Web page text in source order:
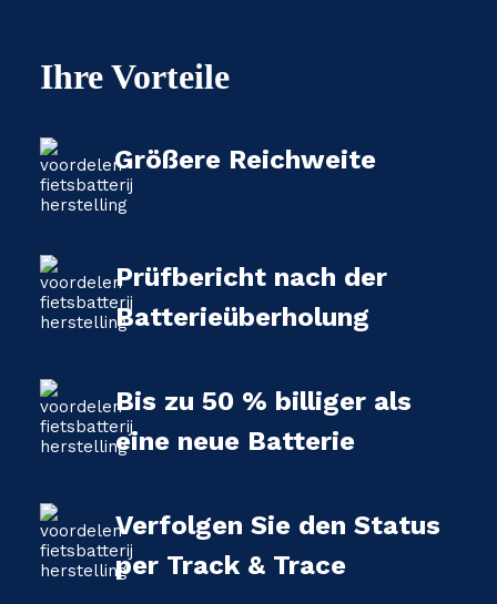
Ihre Vorteile
Größere Reichweite
Prüfbericht nach der
Batterieüberholung
Bis zu 50 % billiger als
eine neue Batterie
Verfolgen Sie den Status
per Track & Trace